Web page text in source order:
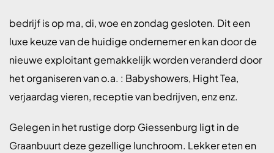
bedrijf is op ma, di, woe en zondag gesloten. Dit een
luxe keuze van de huidige ondernemer en kan door de
nieuwe exploitant gemakkelijk worden veranderd door
het organiseren van o.a. : Babyshowers, Hight Tea,
verjaardag vieren, receptie van bedrijven, enz enz.
Gelegen in het rustige dorp Giessenburg ligt in de
Graanbuurt deze gezellige lunchroom. Lekker eten en